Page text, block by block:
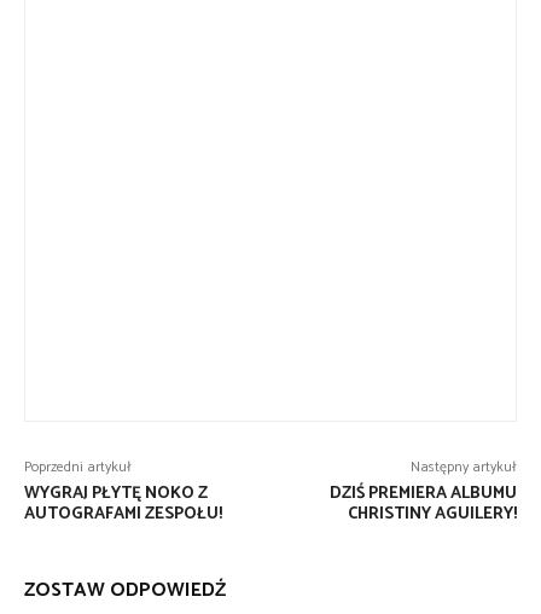
Poprzedni artykuł
WYGRAJ PŁYTĘ NOKO Z
AUTOGRAFAMI ZESPOŁU!
Następny artykuł
DZIŚ PREMIERA ALBUMU
CHRISTINY AGUILERY!
ZOSTAW ODPOWIEDŹ